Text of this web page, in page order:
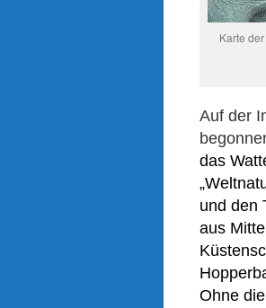
Karte
Auf der
das
und den
aus
Ohne